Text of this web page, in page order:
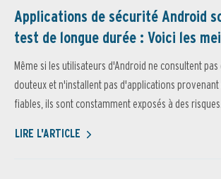
Applications de sécurité Android
test de longue durée : Voici les
Même si les utilisateurs d'Android ne consultent pas
douteux et n'installent pas d'applications
fiables, ils sont constamment exposés à des
LIRE L'ARTICLE